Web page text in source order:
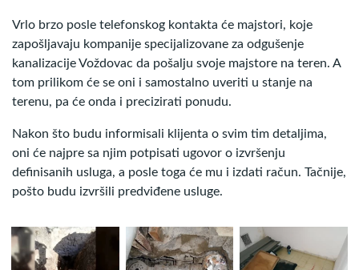
Vrlo brzo posle telefonskog kontakta će majstori, koje
zapošljavaju kompanije specijalizovane za odgušenje
kanalizacije Voždovac da pošalju svoje majstore na teren. A
tom prilikom će se oni i samostalno uveriti u stanje na
terenu, pa će onda i precizirati ponudu.
Nakon što budu informisali klijenta o svim tim detaljima,
oni će najpre sa njim potpisati ugovor o izvršenju
definisanih usluga, a posle toga će mu i izdati račun. Tačnije,
pošto budu izvršili predviđene usluge.